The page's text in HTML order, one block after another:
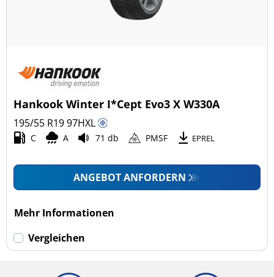
Hankook Winter I*Cept Evo3 X W330A
195/55 R1997HXL
C A 71 db PMSF EPREL
ANGEBOT ANFORDERN
Mehr Informationen
Vergleichen